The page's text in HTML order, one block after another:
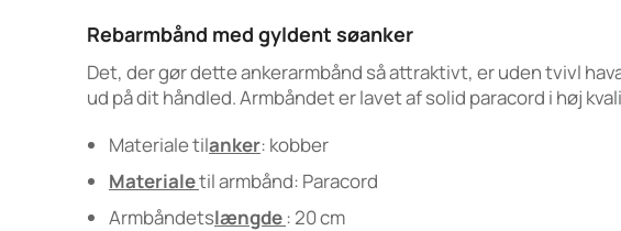
Rebarmbånd med gyldent søanker
Det, der gør dette ankerarmbånd så attraktivt, er uden tvivl
ud på dit håndled. Armbåndet er lavet af solid paracord i høj
Materiale tilanker: kobber
Materialetil armbånd: Paracord
Armbåndetslængde : 20 cm